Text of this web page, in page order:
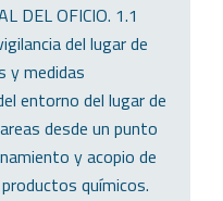
DEL OFICIO. 1.1
del lugar de
y medidas
entorno del lugar de
desde un punto
y acopio de
químicos.